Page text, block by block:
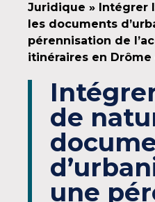
Juridique » Intégrer
les documents
pérennisation de
itinéraires en
de
une